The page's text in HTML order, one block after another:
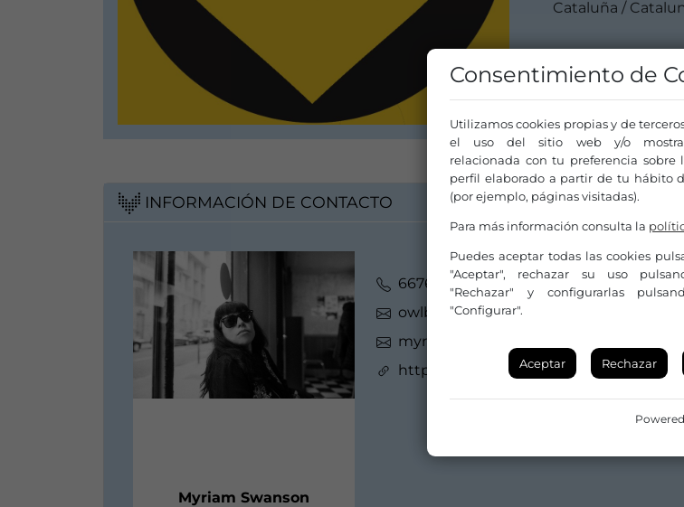
Cataluña /
INFORMACIÓN DE CONTACTO
Myriam Swanson
667606642
owlbookingagency@gmail.com
myriam@theowl.info
https://myriamswanson.com
Consentimiento de
Utilizamos cookies propias y de
el uso del sitio web y/o
relacionada con tu preferencia sobre
perfil elaborado a partir de tu hábito
(por ejemplo, páginas visitadas).
Para más información consulta la
Puedes aceptar todas las cookies
"Aceptar", rechazar su uso
"Rechazar" y configurarlas
"Configurar".
Aceptar Rechazar